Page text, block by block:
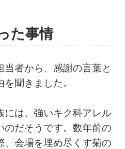
た事情
当者から、感謝の言葉と
聞きました。
には、強いキク科アレル
のだそうです。数年前の
、会場を埋め尽くす菊の